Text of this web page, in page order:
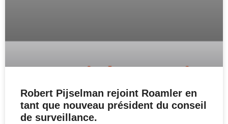
Robert Pijselman rejoint Roamler en
tant que nouveau président du conseil
de surveillance.